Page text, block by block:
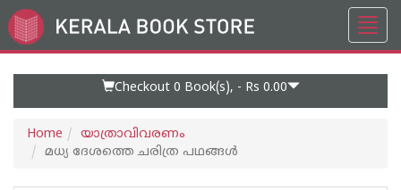
Go
to
Checkout 0 Book(s), - Rs 0.00
Home
യാത്രാവിവരണം
മധ്യ ദേശത്തെ ചരിത്ര പഥങ്ങള്‍